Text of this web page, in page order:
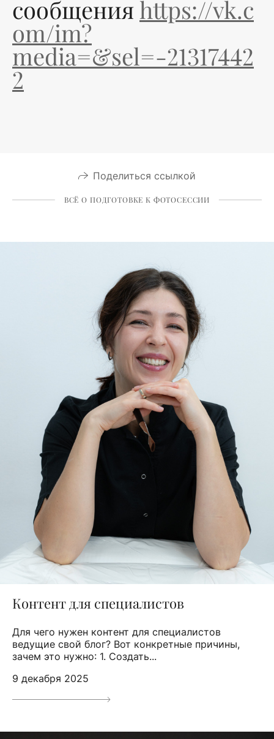
сообщенияhttps://vk.c
om/im?
media=&sel=-21317442
2
Поделиться ссылкой
ВСЁ О ПОДГОТОВКЕ К ФОТОСЕССИИ
Контент для специалистов
Для чего нужен контент для специалистов
ведущие свой блог? Вот конкретные причины,
зачем это нужно: 1. Создать...
9 декабря 2025